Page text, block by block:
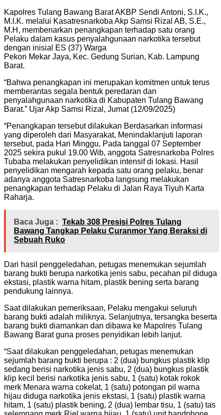
Kapolres Tulang Bawang Barat AKBP Sendi Antoni, S.I.K.,
M.I.K. melalui Kasatresnarkoba Akp Samsi Rizal AB, S.E.,
M.H, membenarkan penangkapan terhadap satu orang
Pelaku dalam kasus penyalahgunaan narkotika tersebut
dengan inisial ES (37) Warga
Pekon Mekar Jaya, Kec. Gedung Surian, Kab. Lampung
Barat.
“Bahwa penangkapan ini merupakan komitmen untuk terus
memberantas segala bentuk peredaran dan
penyalahgunaan narkotika di Kabupaten Tulang Bawang
Barat.” Ujar Akp Samsi Rizal, Jumat (12/09/2025)
“Penangkapan tersebut dilakukan Berdasarkan informasi
yang diperoleh dari Masyarakat, Menindaklanjuti laporan
tersebut, pada Hari Minggu, Pada tanggal 07 September
2025 sekira pukul 19.00 Wib, anggota Satresnarkoba Polres
Tubaba melakukan penyelidikan intensif di lokasi. Hasil
penyelidikan mengarah kepada satu orang pelaku, benar
adanya anggota Satresnarkoba langsung melakukan
penangkapan terhadap Pelaku di Jalan Raya Tiyuh Karta
Raharja.
Baca Juga : Tekab 308 Presisi Polres Tulang
Bawang Tangkap Pelaku Curanmor Yang Beraksi di
Sebuah Ruko
Dari hasil penggeledahan, petugas menemukan sejumlah
barang bukti berupa narkotika jenis sabu, pecahan pil diduga
ekstasi, plastik warna hitam, plastik bening serta barang
pendukung lainnya.
Saat dilakukan pemeriksaan, Pelaku mengakui seluruh
barang bukti adalah miliknya. Selanjutnya, tersangka beserta
barang bukti diamankan dan dibawa ke Mapolres Tulang
Bawang Barat guna proses penyidikan lebih lanjut.
“Saat dilakukan penggeledahan, petugas menemukan
sejumlah barang bukti berupa : 2 (dua) bungkus plastik klip
sedang berisi narkotika jenis sabu, 2 (dua) bungkus plastik
klip kecil berisi narkotika jenis sabu, 1 (satu) kotak rokok
merk Menara warna cokelat, 1 (satu) potongan pil warna
hijau diduga narkotika jenis ekstasi, 1 (satu) plastik warna
hitam, 1 (satu) plastik bening, 2 (dua) lembar tisu, 1 (satu) tas